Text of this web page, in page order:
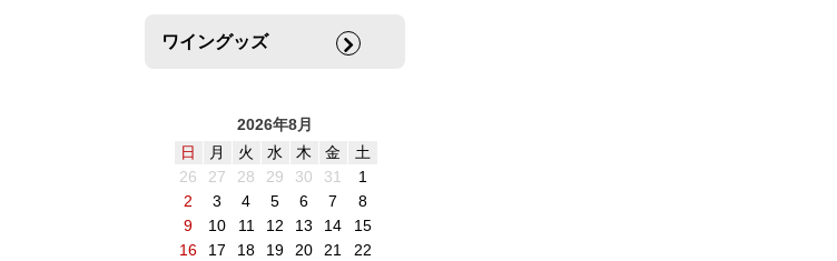
ワイングッズ
2026年8月
日
月 火 水 木 金
土
26
27 28 29 30 31
1
2
3 4 5 6 7
8
9
10 11 12 13 14
15
16
17 18 19 20 21
22